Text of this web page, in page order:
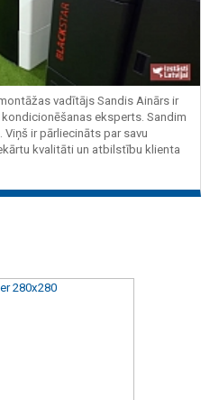
vadītājs Sandis Ainārs ir
eksperts. Sandim
ir pārliecināts par savu
kvalitāti un atbilstību klienta